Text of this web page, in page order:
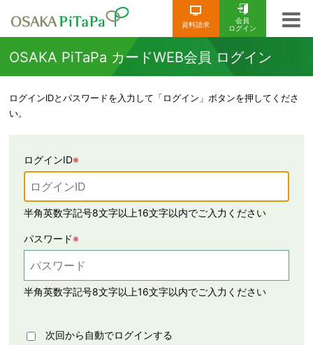
資料請求
会員
ログイン
OSAKA PiTaPa カードWEB会員 ログイン
ログインIDとパスワードを入力して「ログイン」ボタンを押してくださ
い。
ログインID※
半角英数字記号8文字以上16文字以内でご入力ください
パスワード※
半角英数字記号8文字以上16文字以内でご入力ください
次回から自動でログインする